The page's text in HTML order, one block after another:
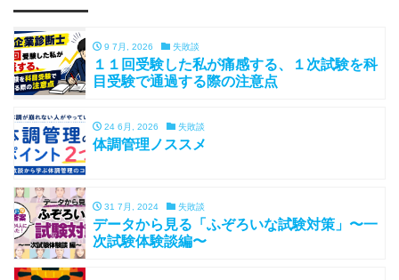
9 7月, 2026 失敗談
１１回受験した私が痛感する、１次試験を科
目受験で通過する際の注意点
24 6月, 2026 失敗談
体調管理ノススメ
31 7月, 2024 失敗談
データから見る「ふぞろいな試験対策」〜一
次試験体験談編〜